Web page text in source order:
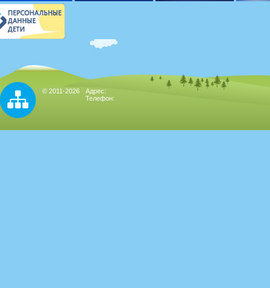
© 2011-2026
Адрес:
Телефон: